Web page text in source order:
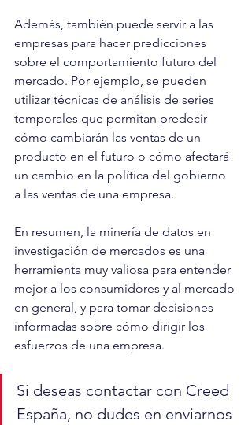
Además, también puede servir a las
empresas para hacer predicciones
sobre el comportamiento futuro del
mercado. Por ejemplo, se pueden
utilizar técnicas de análisis de series
temporales que permitan predecir
cómo cambiarán las ventas de un
producto en el futuro o cómo afectará
un cambio en la política del gobierno
a las ventas de una empresa.
En resumen, la minería de datos en
investigación de mercados es una
herramienta muy valiosa para entender
mejor a los consumidores y al mercado
en general, y para tomar decisiones
informadas sobre cómo dirigir los
esfuerzos de una empresa.
Si deseas contactar con Creed
España, no dudes en enviarnos